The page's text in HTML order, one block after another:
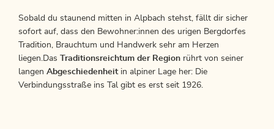
Sobald du staunend mitten in Alpbach stehst, fällt dir sicher
sofort auf, dass den Bewohner:innen des urigen Bergdorfes
Tradition, Brauchtum und Handwerk sehr am Herzen
liegen.Das Traditionsreichtum der Region rührt von seiner
langen Abgeschiedenheit in alpiner Lage her: Die
Verbindungsstraße ins Tal gibt es erst seit 1926.